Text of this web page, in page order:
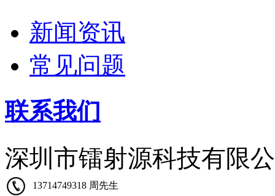
新闻资讯
常见问题
联系我们
深圳市镭射源科技有限
13714749318 周先生